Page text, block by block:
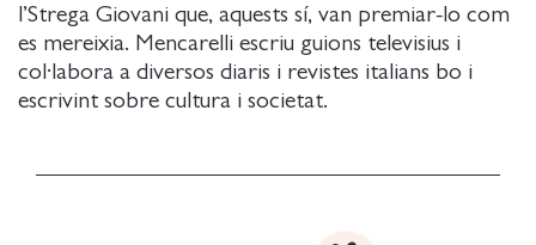
l’Strega Giovani que, aquests sí, van premiar-lo com
es mereixia. Mencarelli escriu guions televisius i
col·labora a diversos diaris i revistes italians bo i
escrivint sobre cultura i societat.